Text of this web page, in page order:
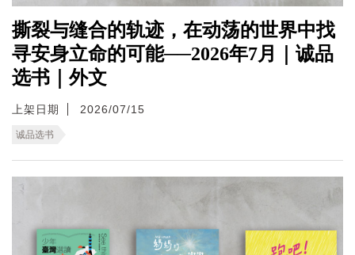
撕裂与缝合的轨迹，在动荡的世界中找
寻安身立命的可能──2026年7月｜诚品
选书｜外文
上架日期 2026/07/15
诚品选书